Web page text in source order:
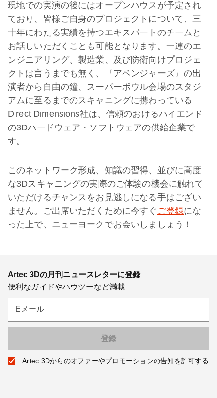
現地での実演の後にはオープンハウスが予定され
ており、皆様ご自身のプロジェクトについて、三
十年にわたる実績を持つエキスパートのチームと
お話しいただくことも可能となります。一連のエ
ンジニアリング、製造業、及び防衛向けプロジェ
クトは言うまでも無く、『アベンジャーズ』の出
演者から自由の鐘、スーパーボウル会場のスタジ
アムに至るまでのスキャニングに携わっている
Direct Dimensions社は、信頼のおけるハイエンド
の3Dハードウェア・ソフトウェアの供給企業で
す。
このネットワーク形成、知識の習得、並びに高度
な3Dスキャニングの実際のご体験の機会に触れて
いただけるチャンスをお見逃しになる手はござい
ません。ご出席いただくために今すぐ ご登録にな
った上で、ニューヨークでお会いしましょう！
Artec 3Dの月刊ニュースレターに登録
便利なガイドやハウツーなど満載
Eメール
Artec 3Dからのオファーやプロモーションの告知を許可する